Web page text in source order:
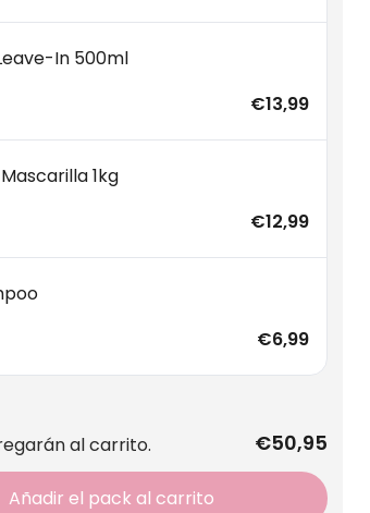
In 500ml
€13,99
1kg
€12,99
€6,99
al carrito.
€50,95
Añadir el pack al carrito